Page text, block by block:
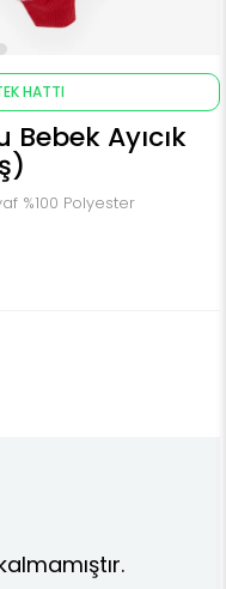
HATTI
Ayıcık
%100 Polyester